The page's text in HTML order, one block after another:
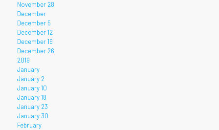
November 28
December
December 5
December 12
December 19
December 26
2019
January
January 2
January 10
January 18
January 23
January 30
February